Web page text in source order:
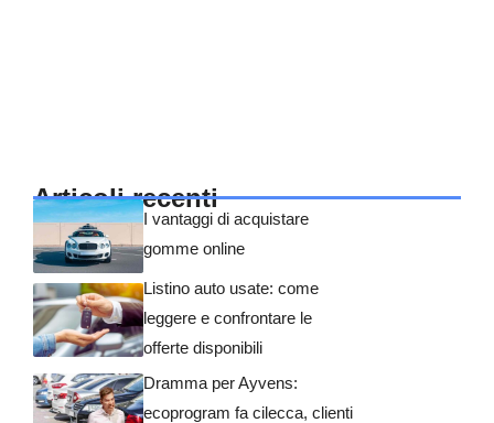
Articoli recenti
I vantaggi di acquistare
gomme online
Listino auto usate: come
leggere e confrontare le
offerte disponibili
Dramma per Ayvens:
ecoprogram fa cilecca, clienti